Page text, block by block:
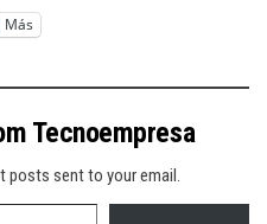
Más
Tecnoempresa
posts sent to your email.